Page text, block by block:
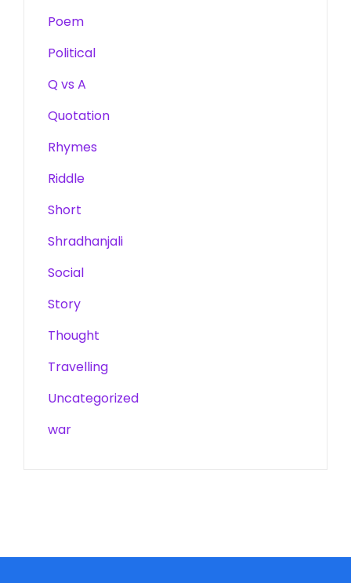
Poem
Political
Q vs A
Quotation
Rhymes
Riddle
Short
Shradhanjali
Social
Story
Thought
Travelling
Uncategorized
war